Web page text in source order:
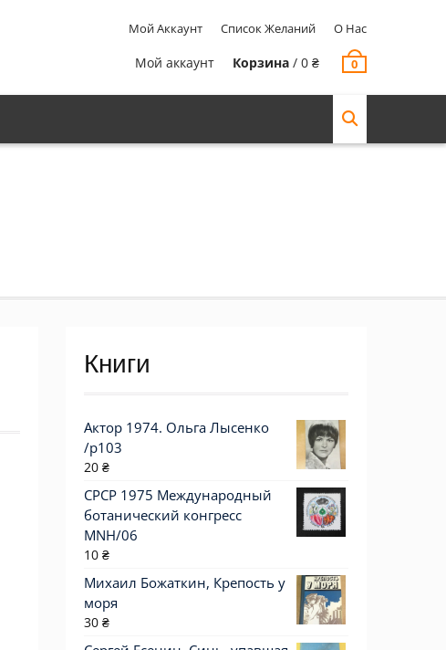
Мой Аккаунт Список Желаний О Нас
Мой аккаунт Корзина / 0 ₴ 0
Книги
Актор 1974. Ольга Лысенко
/p103
20 ₴
СРСР 1975 Международный
ботанический конгресс
MNH/06
10 ₴
Михаил Божаткин, Крепость у
моря
30 ₴